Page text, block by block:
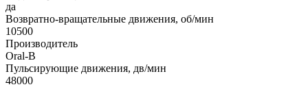
да
Возвратно-вращательные движения, об/мин
10500
Производитель
Oral-B
Пульсирующие движения, дв/мин
48000